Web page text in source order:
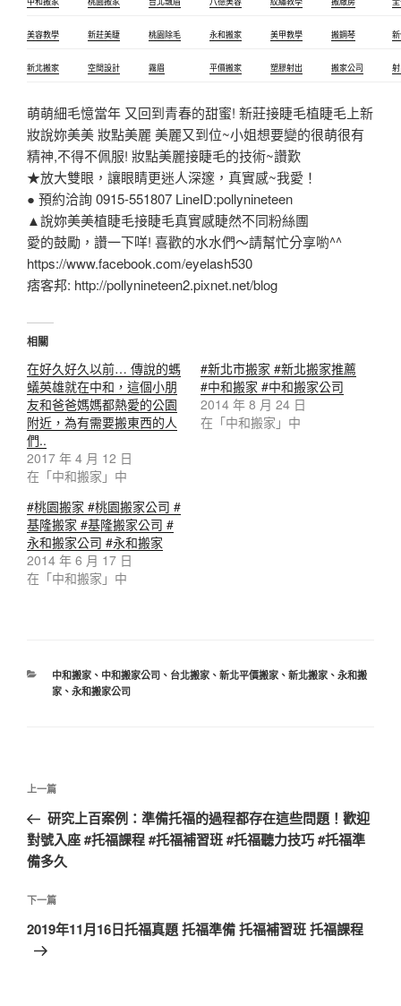
美容教學 新莊美睫 桃園除毛 永和搬家 美甲教學 搬鋼琴
新北搬家 空間設計 霧眉 平價搬家 塑膠射出 搬家公司
萌萌細毛憶當年 又回到青春的甜蜜! 新莊接睫毛植睫毛上新
妝說妳美美 妝點美麗 美麗又到位~小姐想要變的很萌很有
精神,不得不佩服! 妝點美麗接睫毛的技術~讚歎
★放大雙眼，讓眼睛更迷人深邃，真實感~我愛！
● 預約洽詢 0915-551807 LineID:pollynineteen
▲說妳美美植睫毛接睫毛真實感睫然不同粉絲團
愛的鼓勵，讚一下咩! 喜歡的水水們～請幫忙分享喲^^
https://www.facebook.com/eyelash530
痞客邦: http://pollynineteen2.pixnet.net/blog
相關
在好久好久以前… 傳說的螞
蟻英雄就在中和，這個小朋
友和爸爸媽媽都熱愛的公園
附近，為有需要搬東西的人
們..
2017 年 4 月 12 日
在「中和搬家」中
#新北市搬家 #新北搬家推薦
#中和搬家 #中和搬家公司
2014 年 8 月 24 日
在「中和搬家」中
#桃園搬家 #桃園搬家公司 #
基隆搬家 #基隆搬家公司 #
永和搬家公司 #永和搬家
2014 年 6 月 17 日
在「中和搬家」中
分
類
中和搬家、 中和搬家公司 、 台北搬家、 新北平價搬家、 新北搬家、 永和搬
家、 永和搬家公司
文
導
覽
上
一
篇
文
上一篇
研究上百案例：準備托福的過程都存在這些問題！歡迎
對號入座 #托福課程 #托福補習班 #托福聽力技巧 #托福準
備多久
下
一
篇
下一篇
2019年11月16日托福真題 托福準備 托福補習班 托福課程